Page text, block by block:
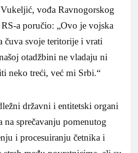
vođa Ravnogorskog
a poručio: „Ovo je vojska
čuva svoje teritorije i vrati
otadžbini ne vladaju ni
neko treći, već mi Srbi.“
državni i entitetski organi
na sprečavanju pomenutog
i procesuiranju četnika i